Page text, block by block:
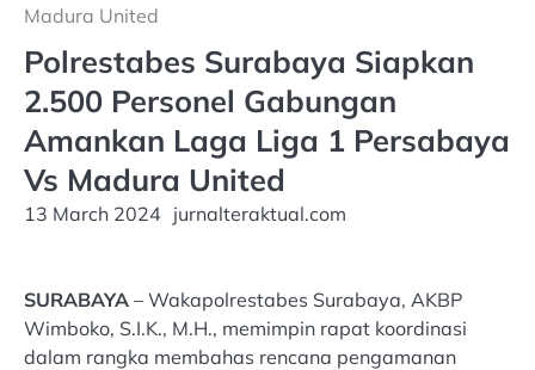
Madura United
Polrestabes Surabaya Siapkan
2.500 Personel Gabungan
Amankan Laga Liga 1 Persabaya
Vs Madura United
13 March 2024 jurnalteraktual.com
SURABAYA – Wakapolrestabes Surabaya, AKBP
Wimboko, S.I.K., M.H., memimpin rapat koordinasi
dalam rangka membahas rencana pengamanan